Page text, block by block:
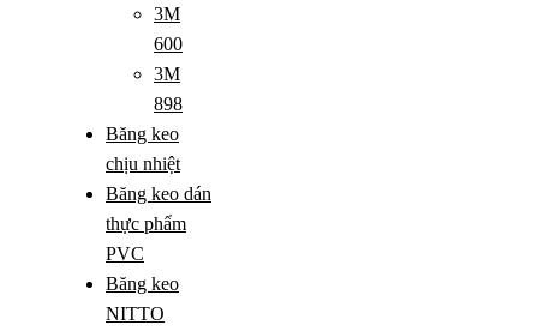
3M
600
3M
898
Băng keo
chịu nhiệt
Băng keo dán
thực phẩm
PVC
Băng keo
NITTO